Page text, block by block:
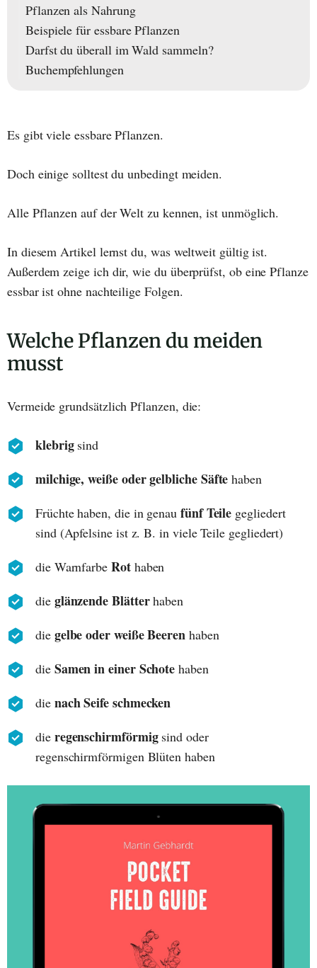
Pflanzen als Nahrung
Beispiele für essbare Pflanzen
Darfst du überall im Wald sammeln?
Buchempfehlungen
Es gibt viele essbare Pflanzen.
Doch einige solltest du unbedingt meiden.
Alle Pflanzen auf der Welt zu kennen, ist unmöglich.
In diesem Artikel lernst du, was weltweit gültig ist.
Außerdem zeige ich dir, wie du überprüfst, ob eine Pflanze
essbar ist ohne nachteilige Folgen.
Welche Pflanzen du meiden
musst
Vermeide grundsätzlich Pflanzen, die:
klebrigsind
milchige, weiße oder gelbliche Säfte haben
Früchte haben, die in genau fünf Teile gegliedert
sind (Apfelsine ist z. B. in viele Teile gegliedert)
die Warnfarbe Rothaben
die glänzende Blätterhaben
die gelbe oder weiße Beeren haben
die Samen in einer Schote haben
die nach Seife schmecken
die regenschirmförmigsind oder
regenschirmförmigen Blüten haben